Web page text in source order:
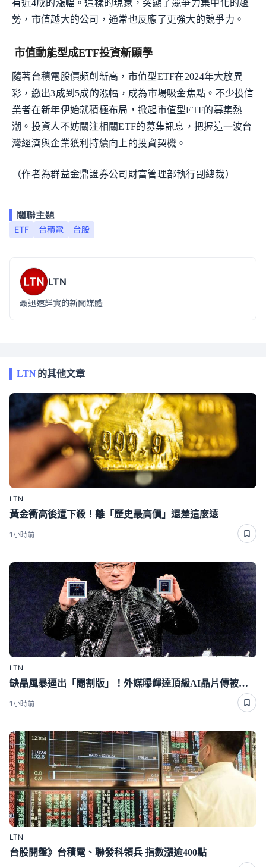
有近4成的漲幅。這樣的現象，突顯了競爭力集中化的趨
勢，市值越大的公司，通常也反應了更強大的競爭力。
市值動能型成ETF投資新顯學
隨著台積電股價頻創新高，市值型ETF在2024年大放異
彩，繳出3成到5成的漲幅，成為市場吸金焦點。不少投信
業者在新年伊始就積極布局，掀起市值型ETF的募集熱
潮。投資人不妨關注相關ETF的募集訊息，把握這一波台
灣經濟與企業獲利持續向上的投資契機。
（作者為群益金鼎證券公司財富管理部執行副總裁）
關聯主題
ETF 台積電 台股
LTN
最迅速詳實的新聞媒體
LTN的其他文章
LTN
黃金衝高後遭下殺！離「歷史最高價」還差這麼遠
1小時前
LTN
缺晶風暴逼出「閹割版」！外媒曝輝達頂級AI晶片傳被迫降規
1小時前
LTN
台股開盤》台積電、聯發科領兵 指數漲逾400點